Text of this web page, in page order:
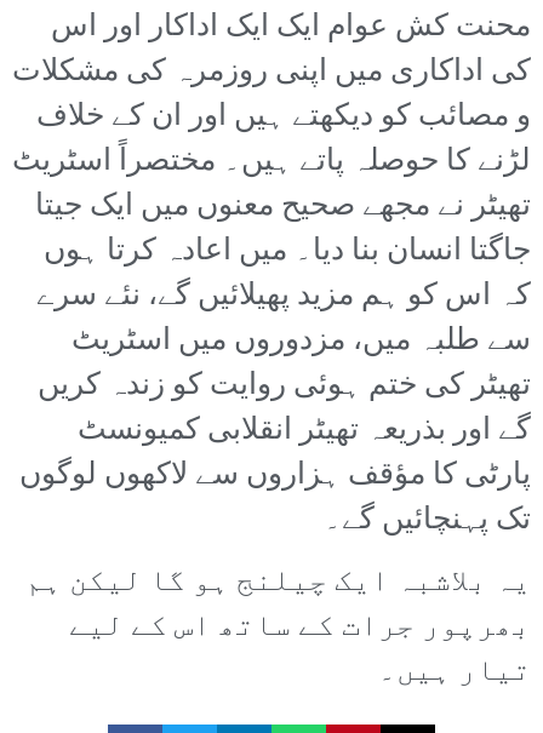
محنت کش عوام ایک ایک اداکار اور اس
کی اداکاری میں اپنی روزمرہ کی مشکلات
و مصائب کو دیکھتے ہیں اور ان کے خلاف
لڑنے کا حوصلہ پاتے ہیں۔ مختصراً اسٹریٹ
تھیٹر نے مجھے صحیح معنوں میں ایک جیتا
جاگتا انسان بنا دیا۔ میں اعادہ کرتا ہوں
کہ اس کو ہم مزید پھیلائیں گے، نئے سرے
سے طلبہ میں، مزدوروں میں اسٹریٹ
تھیٹر کی ختم ہوئی روایت کو زندہ کریں
گے اور بذریعہ تھیٹر انقلابی کمیونسٹ
پارٹی کا مؤقف ہزاروں سے لاکھوں لوگوں
تک پہنچائیں گے۔
یہ بلاشبہ ایک چیلنج ہو گا لیکن ہم
بھرپور جرات کے ساتھ اس کے لیے
تیار ہیں۔